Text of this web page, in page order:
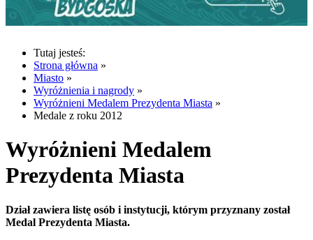
Tutaj jesteś:
Strona główna »
Miasto »
Wyróżnienia i nagrody »
Wyróżnieni Medalem Prezydenta Miasta »
Medale z roku 2012
Wyróżnieni Medalem
Prezydenta Miasta
Dział zawiera listę osób i instytucji, którym przyznany został
Medal Prezydenta Miasta.